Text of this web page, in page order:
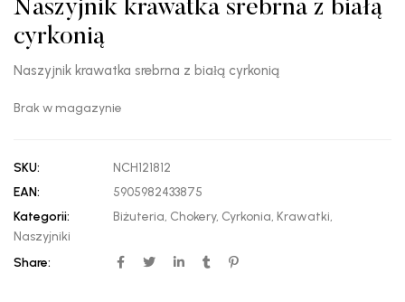
Naszyjnik krawatka srebrna z białą
cyrkonią
Naszyjnik krawatka srebrna z białą cyrkonią
Brak w magazynie
SKU:
NCH121812
EAN:
5905982433875
Kategorii:
Biżuteria, Chokery, Cyrkonia, Krawatki,
Naszyjniki
Share: